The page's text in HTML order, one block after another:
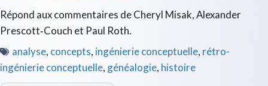
Répond aux commentaires de Cheryl Misak, Alexander
Prescott‑Couch et Paul Roth.
analyse, concepts, ingénierie conceptuelle, rétro-
ingénierie conceptuelle, généalogie, histoire